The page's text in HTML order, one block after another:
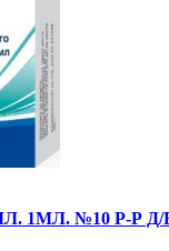
1МЛ. №10 Р-Р